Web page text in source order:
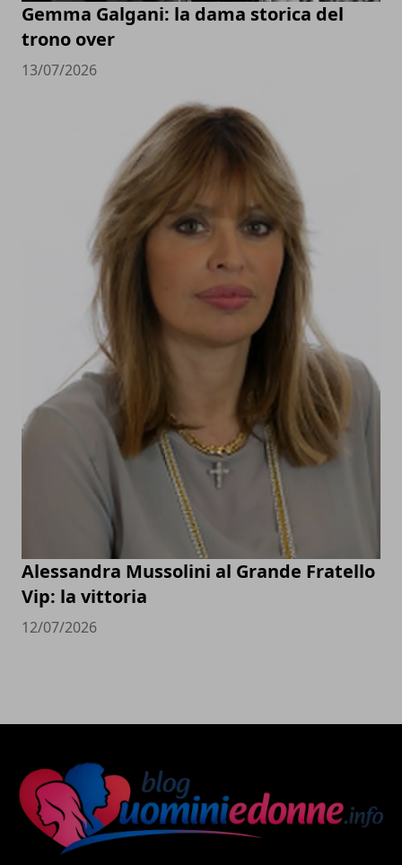
Gemma Galgani: la dama storica del
trono over
13/07/2026
Alessandra Mussolini al Grande Fratello
Vip: la vittoria
12/07/2026